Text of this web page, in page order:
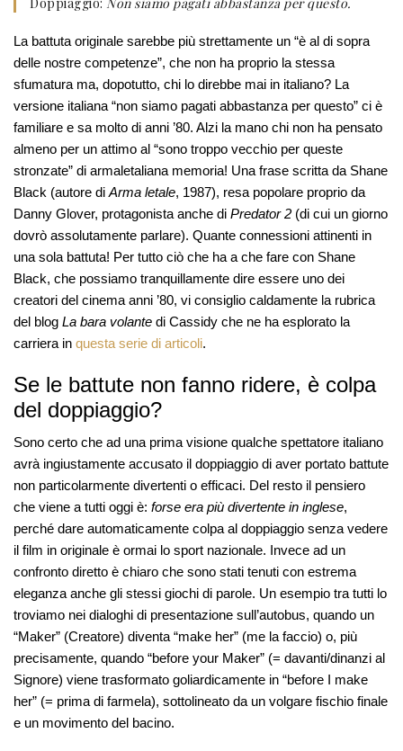
La battuta originale sarebbe più strettamente un “è al di sopra
delle nostre competenze”, che non ha proprio la stessa
sfumatura ma, dopotutto, chi lo direbbe mai in italiano? La
versione italiana “non siamo pagati abbastanza per questo” ci è
familiare e sa molto di anni ’80. Alzi la mano chi non ha pensato
almeno per un attimo al “sono troppo vecchio per queste
stronzate” di armaletaliana memoria! Una frase scritta da Shane
Black (autore di Arma letale, 1987), resa popolare proprio da
Danny Glover, protagonista anche di Predator 2 (di cui un giorno
dovrò assolutamente parlare). Quante connessioni attinenti in
una sola battuta! Per tutto ciò che ha a che fare con Shane
Black, che possiamo tranquillamente dire essere uno dei
creatori del cinema anni ’80, vi consiglio caldamente la rubrica
del blog La bara volante di Cassidy che ne ha esplorato la
carriera in questa serie di articoli.
Se le battute non fanno ridere, è colpa
del doppiaggio?
Sono certo che ad una prima visione qualche spettatore italiano
avrà ingiustamente accusato il doppiaggio di aver portato battute
non particolarmente divertenti o efficaci. Del resto il pensiero
che viene a tutti oggi è: forse era più divertente in inglese,
perché dare automaticamente colpa al doppiaggio senza vedere
il film in originale è ormai lo sport nazionale. Invece ad un
confronto diretto è chiaro che sono stati tenuti con estrema
eleganza anche gli stessi giochi di parole. Un esempio tra tutti lo
troviamo nei dialoghi di presentazione sull’autobus, quando un
“Maker” (Creatore) diventa “make her” (me la faccio) o, più
precisamente, quando “before your Maker” (= davanti/dinanzi al
Signore) viene trasformato goliardicamente in “before I make
her” (= prima di farmela), sottolineato da un volgare fischio finale
e un movimento del bacino.